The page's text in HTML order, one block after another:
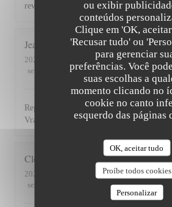
ou exibir
conteúdos
Clique em 'OK,
'Recusar tudo' ou
para gerenciar
preferências. Você
suas escolhas a
momento clicando no
cookie no canto
esquerdo das páginas
OK, aceitar tudo
Proíbe todos cookies
Personalizar
revenir. Bravo & merci +++
Jean Louis D
2026-07-30
- 13:00 - guests 2
service
ambience: 4/5 menu: 5 /5
Repas excellent de l’entrée au dessert.
Vraiment top. Je recommande.
Clemence
2026-07-29
- 20:00 - guests 2
service
5/5 menu: 5/5